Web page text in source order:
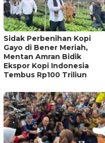
Sidak Perbenihan Kopi
Gayo di Bener Meriah,
Mentan Amran Bidik
Ekspor Kopi Indonesia
Tembus Rp100 Triliun